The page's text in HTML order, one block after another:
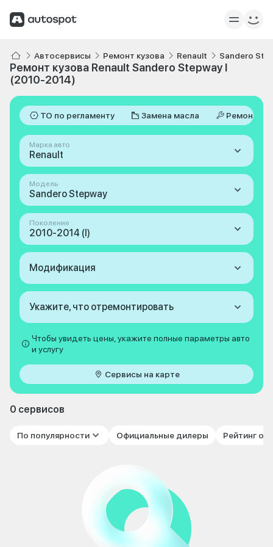
Автосервисы Ремонт кузова Renault Sandero
Ремонт кузова Renault Sandero Stepway I
(2010-2014)
ТО по регламенту Замена масла Ремонт
Марка авто
Renault
Модель
Sandero Stepway
Поколение
2010-2014 (I)
Модификация
Укажите, что отремонтировать
Чтобы увидеть цены, укажите полные параметры авто
и услугу
Сервисы на карте
0 сервисов
По популярности Официальные дилеры Рейтинг